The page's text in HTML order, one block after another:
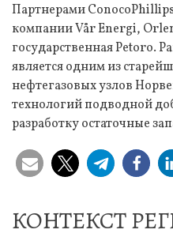
Партнерами
компании Vår Energi,
государственная Petoro.
является одним из
нефтегазовых узлов
технологий подводной
разработку остаточные
КОНТЕКСТ